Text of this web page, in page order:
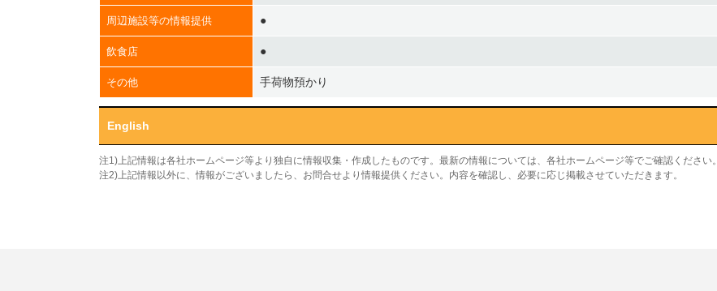
周辺施設等の情報提供 ●
飲食店 ●
その他 手荷物預かり
English
注1)上記情報は各社ホームページ等より独自に情報収集・作成したものです。最新の情報については、各社ホームページ等でご確認ください。
注2)上記情報以外に、情報がございましたら、お問合せより情報提供ください。内容を確認し、必要に応じ掲載させていただきます。